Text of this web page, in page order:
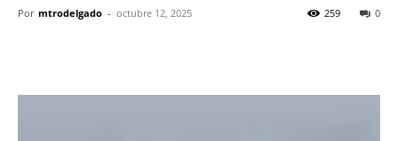
Por mtrodelgado - octubre 12, 2025 0
259